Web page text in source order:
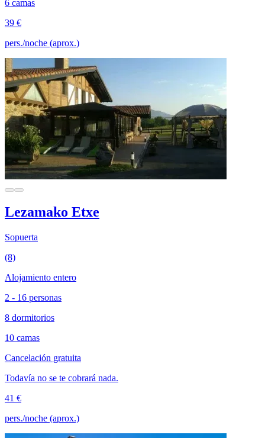
6 camas
39 €
pers./noche (aprox.)
Lezamako Etxe
Sopuerta
(8)
Alojamiento entero
2 - 16 personas
8 dormitorios
10 camas
Cancelación gratuita
Todavía no se te cobrará nada.
41 €
pers./noche (aprox.)